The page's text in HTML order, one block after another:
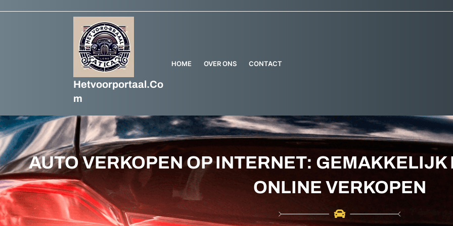
Ga
Hetvoorportaal.co
M
HOME OVER ONS CONTACT
AUTO VERKOPEN OP INTERNET: GEMAKKELIJK
ONLINE VERKOPEN